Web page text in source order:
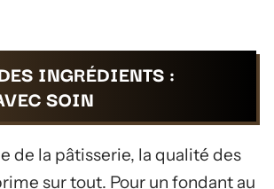
INGRÉDIENTS :
SOIN
de la pâtisserie, la qualité des
sur tout. Pour un fondant au